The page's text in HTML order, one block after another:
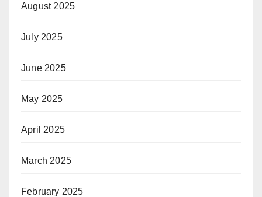
August 2025
July 2025
June 2025
May 2025
April 2025
March 2025
February 2025